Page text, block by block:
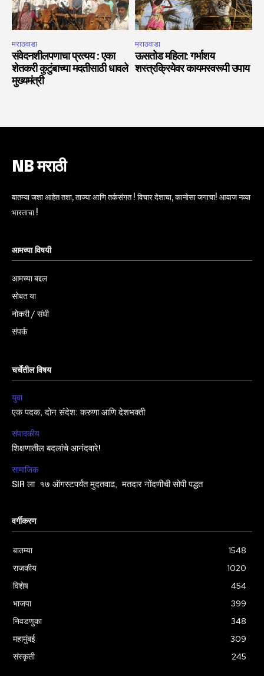
मराठवाडा
संवेदनशीलपणाचा प्रत्यय : एका
शेतकरी कुटुंबाच्या मदतीसाठी धावले
मुख्यमंत्री
मराठवाडा
ऊसतोड महिला: गर्भाशय
शस्त्रक्रियेवर कायमस्वरूपी उपाय
NB मराठी
बातम्या जशा आहेत तशा, ताज्या आणि तर्कसंगत ! विचार देशाचा, कानोसा जगाचा! आवाज नव्या
भारताचा !
आमच्या विषयी
आमच्या बद्दल
सोबत या
नोकरी / संधी
संपर्क
चर्चेतील विषय
युवा
एक पदक, दोन संदेश: करुणा आणि देशभक्ती
संपादकीय
शिक्षणातील बदलांचे आनंदवारे!
सामाजिक
SIR ला १७ ऑगस्टपर्यंत मुदतवाढ, मतदार नोंदणीची सोपी पद्धत
वर्गीकरण
बातम्या
1548
राजकीय
1020
विशेष
454
भाजपा
399
निवडणुका
348
महामुंबई
309
संस्कृती
245